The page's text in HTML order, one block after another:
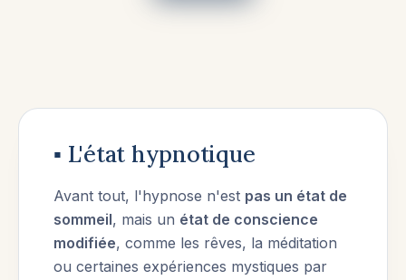
▪︎ L'état hypnotique
Avant tout, l'hypnose n'est pas un état de
sommeil, mais un état de conscience
modifiée, comme les rêves, la méditation
ou certaines expériences mystiques par